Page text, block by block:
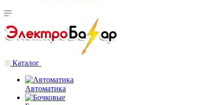
Каталог
Автоматика